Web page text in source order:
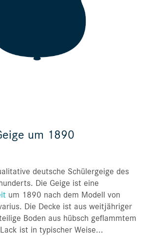
um 1890
deutsche Schülergeige des
Die Geige ist eine
um 1890 nach dem Modell von
Die Decke ist aus weitjähriger
Boden aus hübsch geflammtem
ist in typischer Weise...